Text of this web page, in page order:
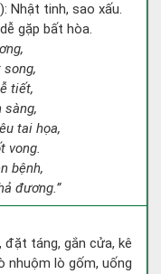
Nhật tinh, sao xấu.
gặp bất hòa.
tiết,
sàng,
tai họa,
vong.
bệnh,
đương.”
đặt táng, gắn cửa, kê
nhuộm lò gốm, uống